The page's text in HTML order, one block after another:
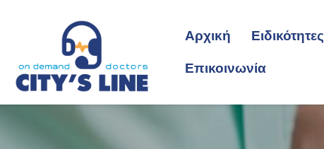
Αρχική Ειδικότητες
Επικοινωνία